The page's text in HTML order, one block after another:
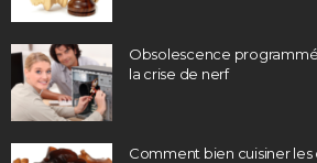
Obsolescence
la crise de nerf
Comment bien cuisiner les